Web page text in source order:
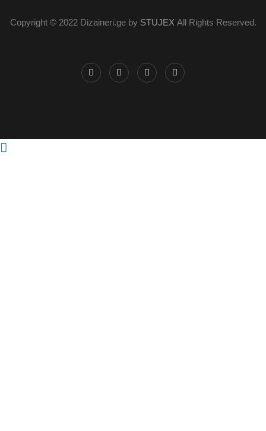
Copyright © 2022 Dizaineri.ge by STUJEX All Rights Reserved.